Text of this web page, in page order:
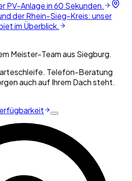
PV-Anlage in 60 Sekunden.
der Rhein-Sieg-Kreis: unser
im Überblick.
Meister-Team aus Siegburg.
Telefon-Beratung
auch auf Ihrem Dach steht.